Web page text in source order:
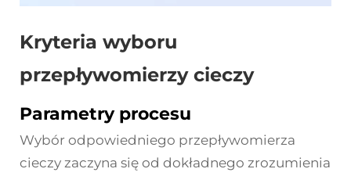
Kryteria wyboru
przepływomierzy cieczy
Parametry procesu
Wybór odpowiedniego przepływomierza
cieczy zaczyna się od dokładnego zrozumienia